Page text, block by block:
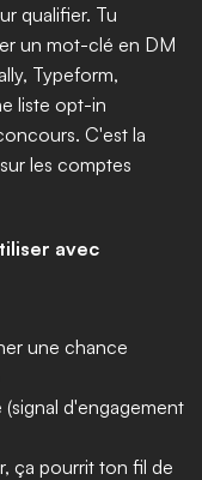
qualifier. Tu
un mot-clé en DM
Typeform,
liste opt-in
C'est la
les comptes
avec
une chance
d'engagement
ça pourrit ton fil de